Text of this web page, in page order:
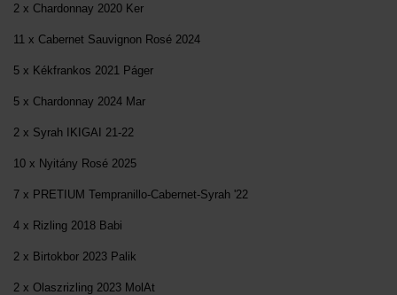
2 x Chardonnay 2020 Ker
11 x Cabernet Sauvignon Rosé 2024
5 x Kékfrankos 2021 Páger
5 x Chardonnay 2024 Mar
2 x Syrah IKIGAI 21-22
10 x Nyitány Rosé 2025
7 x PRETIUM Tempranillo-Cabernet-Syrah '22
4 x Rizling 2018 Babi
2 x Birtokbor 2023 Palik
2 x Olaszrizling 2023 MolAt